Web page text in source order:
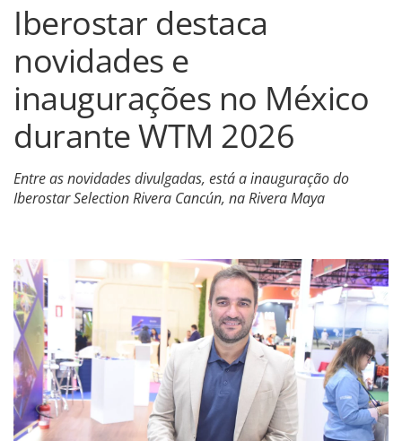
Iberostar destaca
novidades e
inaugurações no México
durante WTM 2026
Entre as novidades divulgadas, está a inauguração do
Iberostar Selection Rivera Cancún, na Rivera Maya